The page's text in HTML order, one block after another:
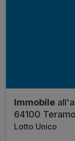
Immobile
64100
Lotto Unico